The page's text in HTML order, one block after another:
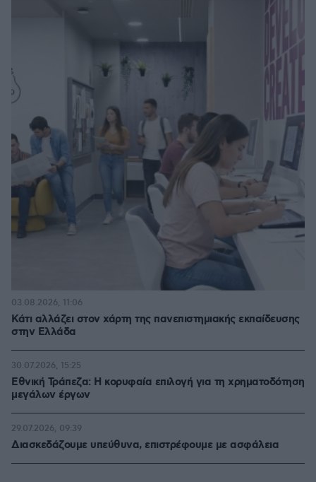
Κάτι αλλάζει στον χάρτη της πανεπιστημιακής εκπαίδευσης
στην Ελλάδα
03.08.2026, 11:06
Εθνική Τράπεζα: Η κορυφαία επιλογή για τη χρηματοδότηση
μεγάλων έργων
30.07.2026, 15:25
Διασκεδάζουμε υπεύθυνα, επιστρέφουμε με ασφάλεια
29.07.2026, 09:39